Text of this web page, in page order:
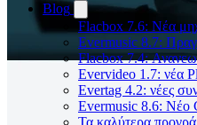
Blog
Flacbox 7.6: Νέα
Evermusic 8.7:
Flacbox 7.4:
Evervideo 1.7: νέα
Evertag 4.2: νέες
Evermusic 8.6: Νέο
Τα καλύτερα